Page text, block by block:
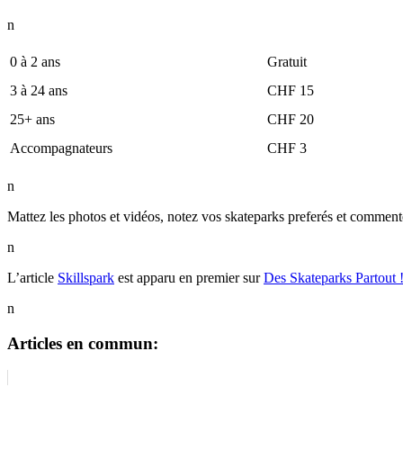
n
0 à 2 ans
Gratuit
3 à 24 ans
CHF 15
25+ ans
CHF 20
Accompagnateurs
CHF 3
n
Mattez les photos et vidéos, notez vos skateparks preferés et
n
L’article Skillspark est apparu en premier surDes Skateparks Partout !
n
Articles en commun: